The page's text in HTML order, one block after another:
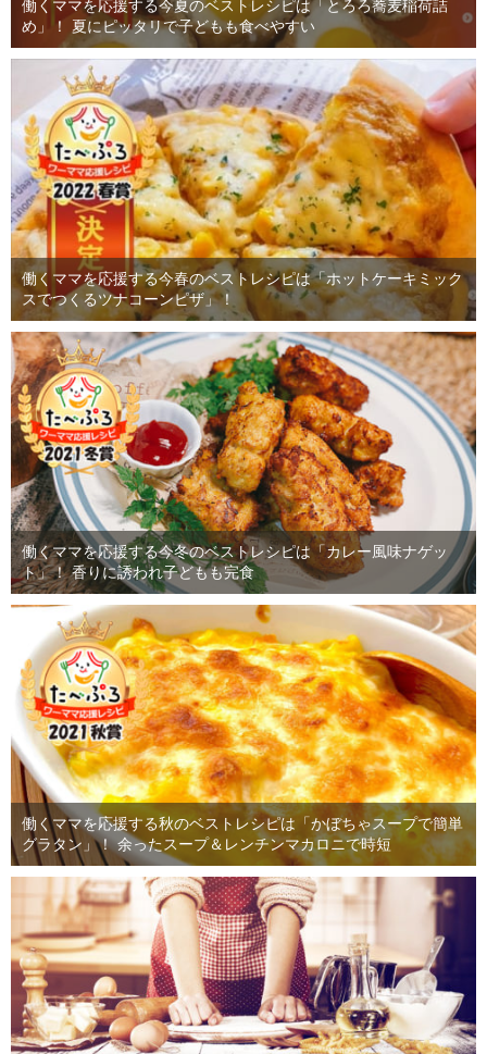
働くママを応援する今夏のベストレシピは「とろろ蕎麦稲荷詰
め」！ 夏にピッタリで子どもも食べやすい
働くママを応援する今春のベストレシピは「ホットケーキミック
スでつくるツナコーンピザ」！
働くママを応援する今冬のベストレシピは「カレー風味ナゲッ
ト」！ 香りに誘われ子どもも完食
働くママを応援する秋のベストレシピは「かぼちゃスープで簡単
グラタン」！ 余ったスープ＆レンチンマカロニで時短